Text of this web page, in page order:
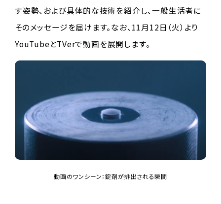
す姿勢、および具体的な技術を紹介し、一般生活者に
そのメッセージを届けます。なお、11月12日（火）より
YouTubeとTVerで動画を展開します。
動画のワンシーン：錠剤が排出される瞬間